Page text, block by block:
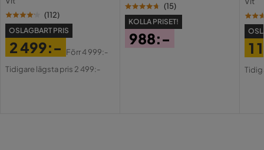
(112)
OSLAGBART PRIS
Pris
2 499:-
Original
Förr4 999:-
Tidigare lägsta pris 2 499:-
(15)
KOLLA PRISET!
988:-
1